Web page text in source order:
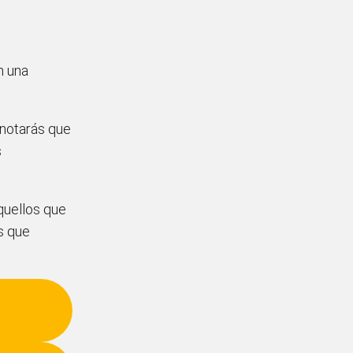
una
que
que
que